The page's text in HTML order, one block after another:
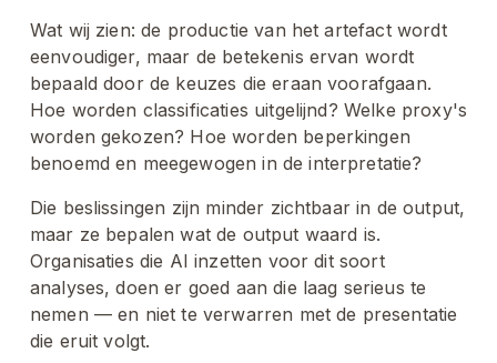
Wat wij zien: de productie van het artefact wordt
eenvoudiger, maar de betekenis ervan wordt
bepaald door de keuzes die eraan voorafgaan.
Hoe worden classificaties uitgelijnd? Welke proxy's
worden gekozen? Hoe worden beperkingen
benoemd en meegewogen in de interpretatie?
Die beslissingen zijn minder zichtbaar in de output,
maar ze bepalen wat de output waard is.
Organisaties die AI inzetten voor dit soort
analyses, doen er goed aan die laag serieus te
nemen — en niet te verwarren met de presentatie
die eruit volgt.